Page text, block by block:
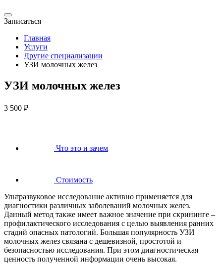
Записаться
Главная
Услуги
Другие специализации
УЗИ молочных желез
УЗИ молочных желез
3 500 ₽
Что это и зачем
Стоимость
Ультразвуковое исследование активно применяется для
диагностики различных заболеваний молочных желез.
Данный метод также имеет важное значение при скрининге –
профилактического исследования с целью выявления ранних
стадий опасных патологий. Большая популярность УЗИ
молочных желез связана с дешевизной, простотой и
безопасностью исследования. При этом диагностическая
ценность полученной информации очень высокая.